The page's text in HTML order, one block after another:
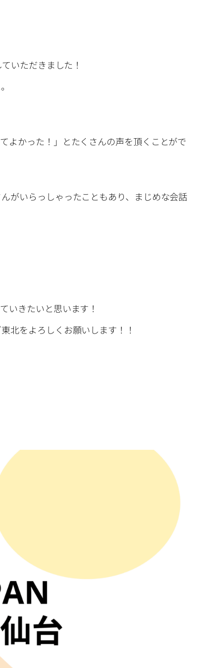
いただきました！
よかった！」とたくさんの声を頂くことがで
がいらっしゃったこともあり、まじめな会話
いきたいと思います！
北をよろしくお願いします！！